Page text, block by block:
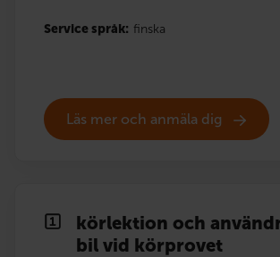
Service språk: finska
Läs mer och anmäla dig
körlektion och
bil vid körprovet